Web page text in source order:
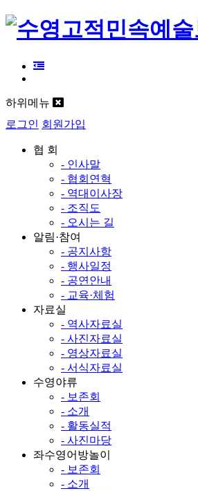
하위메뉴
로그인 회원가입
협 회
- 인사말
- 협회연혁
- 역대이사장
- 조직도
- 오시는 길
알림·참여
- 공지사항
- 행사일정
- 공연안내
- 교육·체험
자료실
- 역사자료실
- 사진자료실
- 영상자료실
- 서식자료실
수영야류
- 보존회
- 소개
- 활동실적
- 사진마당
좌수영어방놀이
- 보존회
- 소개